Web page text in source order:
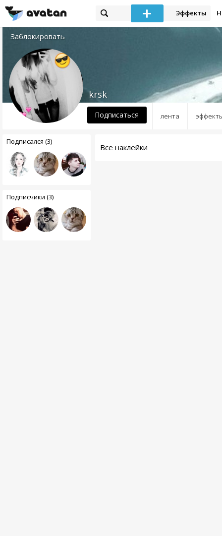
Эффекты
Заблокировать
лента
krsk
Подписаться
Подписался (3)
Подписчики (3)
Все наклейки